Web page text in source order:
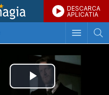
DESCARCA
APLICATIA